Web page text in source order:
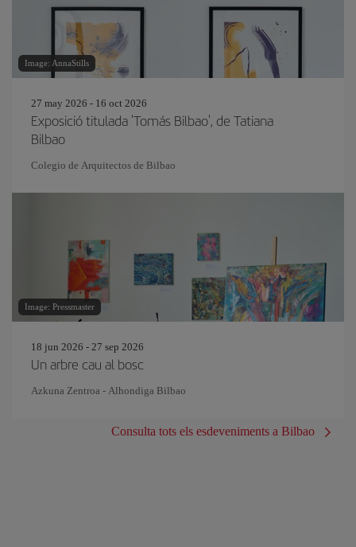
Image: AnnaStills
27 may 2026 - 16 oct 2026
Exposició titulada 'Tomás Bilbao', de Tatiana
Bilbao
Colegio de Arquitectos de Bilbao
Image: Pressmaster
18 jun 2026 - 27 sep 2026
Un arbre cau al bosc
Azkuna Zentroa - Alhondiga Bilbao
Consulta tots els esdeveniments a Bilbao